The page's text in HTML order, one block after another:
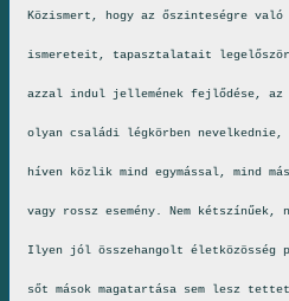
Közismert, hogy az őszinteségre való
ismereteit, tapasztalatait
azzal indul jellemének fejlődése, az
olyan családi légkörben
híven közlik mind egymással, mind
vagy rossz esemény. Nem kétszínűek,
Ilyen jól összehangolt
sőt mások magatartása sem lesz